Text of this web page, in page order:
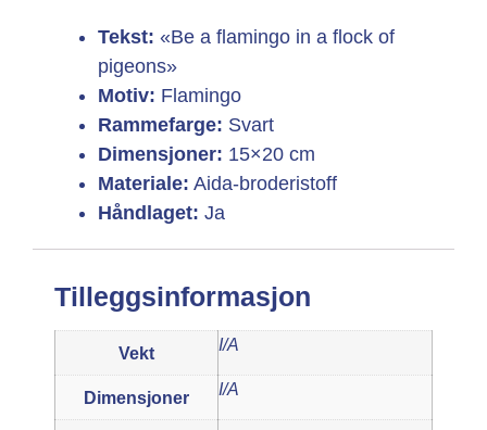
Tekst: «Be a flamingo in a flock of
pigeons»
Motiv: Flamingo
Rammefarge: Svart
Dimensjoner: 15×20 cm
Materiale: Aida-broderistoff
Håndlaget: Ja
Tilleggsinformasjon
Vekt I/A
Dimensjoner I/A